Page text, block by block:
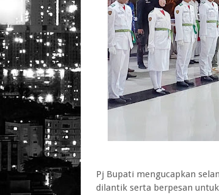
Pj Bupati mengucapkan
dilantik serta berpesan